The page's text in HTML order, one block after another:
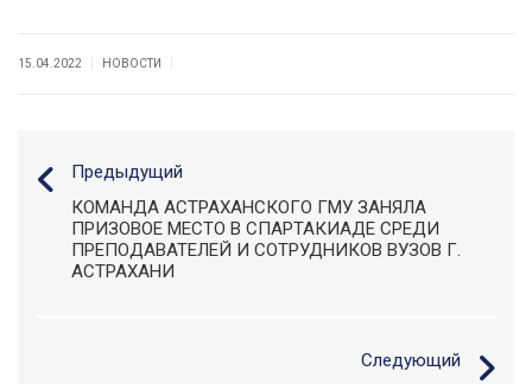
15.04.2022 НОВОСТИ
Предыдущий
КОМАНДА АСТРАХАНСКОГО ГМУ ЗАНЯЛА
ПРИЗОВОЕ МЕСТО В СПАРТАКИАДЕ СРЕДИ
ПРЕПОДАВАТЕЛЕЙ И СОТРУДНИКОВ ВУЗОВ Г.
АСТРАХАНИ
Следующий